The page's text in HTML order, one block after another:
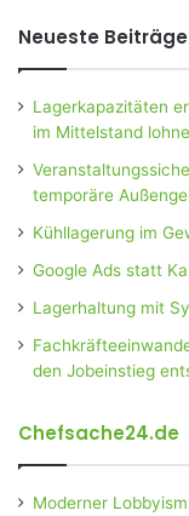
Neueste Beiträge
Lagerkapazitäten
im Mittelstand
temporäre
Kühllagerung im
Google Ads statt
Lagerhaltung mit
den Jobeinstieg
Chefsache24.de
Moderner